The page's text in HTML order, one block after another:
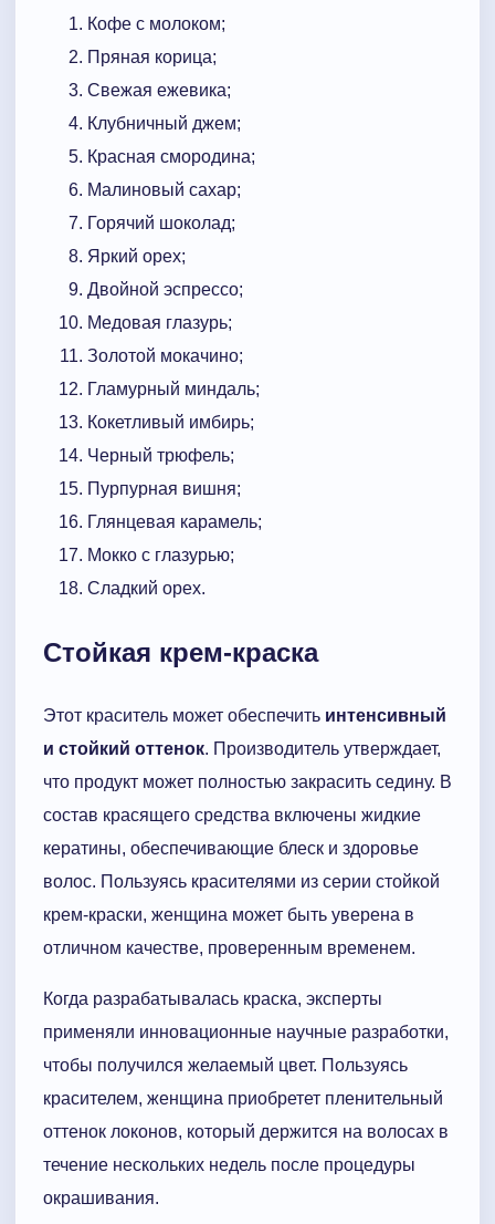
Кофе с молоком;
Пряная корица;
Свежая ежевика;
Клубничный джем;
Красная смородина;
Малиновый сахар;
Горячий шоколад;
Яркий орех;
Двойной эспрессо;
Медовая глазурь;
Золотой мокачино;
Гламурный миндаль;
Кокетливый имбирь;
Черный трюфель;
Пурпурная вишня;
Глянцевая карамель;
Мокко с глазурью;
Сладкий орех.
Стойкая крем-краска
Этот краситель может обеспечить интенсивный
и стойкий оттенок. Производитель утверждает,
что продукт может полностью закрасить седину. В
состав красящего средства включены жидкие
кератины, обеспечивающие блеск и здоровье
волос. Пользуясь красителями из серии стойкой
крем-краски, женщина может быть уверена в
отличном качестве, проверенным временем.
Когда разрабатывалась краска, эксперты
применяли инновационные научные разработки,
чтобы получился желаемый цвет. Пользуясь
красителем, женщина приобретет пленительный
оттенок локонов, который держится на волосах в
течение нескольких недель после процедуры
окрашивания.